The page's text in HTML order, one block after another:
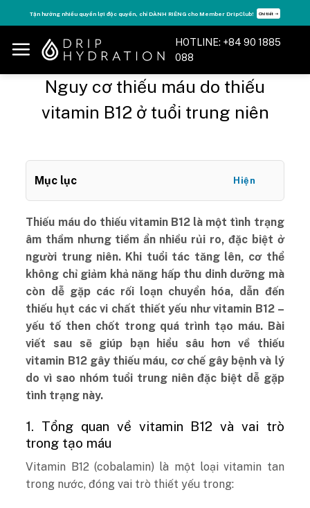
to
content
Tận hưởng nhiều quyền lợi độc quyền, chỉ DÀNH RIÊNG cho Member DripClub! Chi tiết ➝
HOTLINE: +84 90 1885
088
Nguy cơ thiếu máu do thiếu
vitamin B12 ở tuổi trung niên
Mục lục Hiện
Thiếu máu do thiếu vitamin B12 là một tình trạng
âm thầm nhưng tiềm ẩn nhiều rủi ro, đặc biệt ở
người trung niên. Khi tuổi tác tăng lên, cơ thể
không chỉ giảm khả năng hấp thu dinh dưỡng mà
còn dễ gặp các rối loạn chuyển hóa, dẫn đến
thiếu hụt các vi chất thiết yếu như vitamin B12 –
yếu tố then chốt trong quá trình tạo máu. Bài
viết sau sẽ giúp bạn hiểu sâu hơn về thiếu
vitamin B12 gây thiếu máu, cơ chế gây bệnh và lý
do vì sao nhóm tuổi trung niên đặc biệt dễ gặp
tình trạng này.
1. Tổng quan về vitamin B12 và vai trò
trong tạo máu
Vitamin B12 (cobalamin) là một loại vitamin tan
trong nước, đóng vai trò thiết yếu trong: